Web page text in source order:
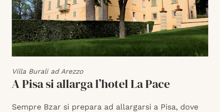
Villa Burali ad Arezzo
A Pisa si allarga l’hotel La Pace
Sempre Bzar si prepara ad allargarsi a Pisa, dove